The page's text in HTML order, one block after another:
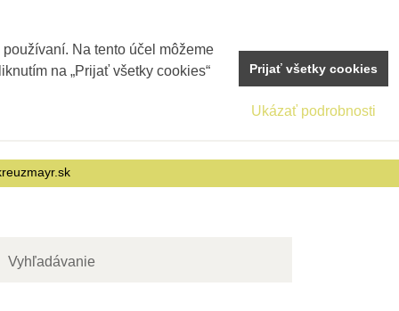
Na tento účel môžeme
na „Prijať všetky cookies“
Ukázať podrobnosti
Prijať všetky cookies